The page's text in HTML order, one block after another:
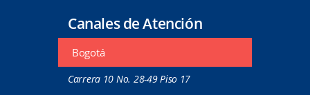
Canales de Atención
Bogotá
Carrera 10 No. 28-49 Piso 17